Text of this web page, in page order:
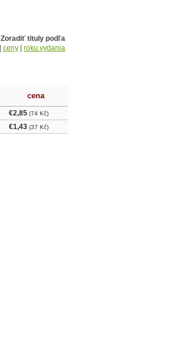
Zoradiť tituly podľa
ceny roku vydania
cena
€2,85 (74 Kč)
€1,43 (37 Kč)